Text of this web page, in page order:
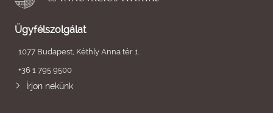
Ügyfélszolgálat
1077 Budapest, Kéthly Anna tér 1.
+36 1 795 9500
Írjon nekünk